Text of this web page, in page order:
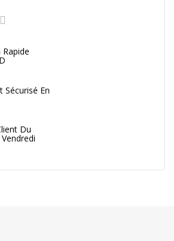
Sécurisé En
Du